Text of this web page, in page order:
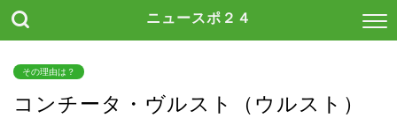
ニュースポ２４
その理由は？
コンチータ・ヴルスト（ウルスト）